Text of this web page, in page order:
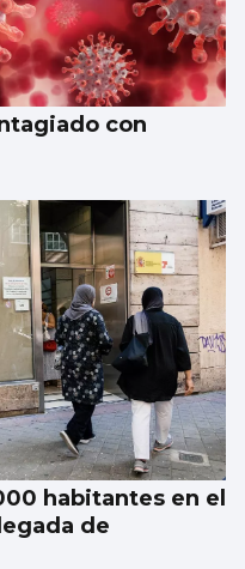
con
habitantes en el
de